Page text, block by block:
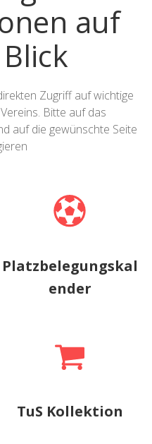
auf
Zugriff auf wichtige
Bitte auf das
auf die gewünschte Seite
Platzbelegungskal
ender
TuS Kollektion